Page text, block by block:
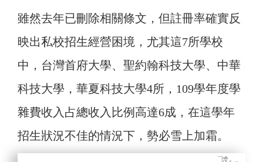
雖然去年已刪除相關條文，但註冊率確實反
映出私校招生經營困境，尤其這7所學校
中，台灣首府大學、聖約翰科技大學、中華
科技大學，華夏科技大學4所，109學年度學
雜費收入占總收入比例高達6成，在這學年
招生狀況不佳的情況下，勢必雪上加霜。